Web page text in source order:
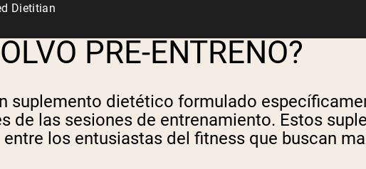
Dietitian
PRE-ENTRENO?
suplemento dietético formulado
de las sesiones de entrenamiento. Estos
los entusiastas del fitness que buscan